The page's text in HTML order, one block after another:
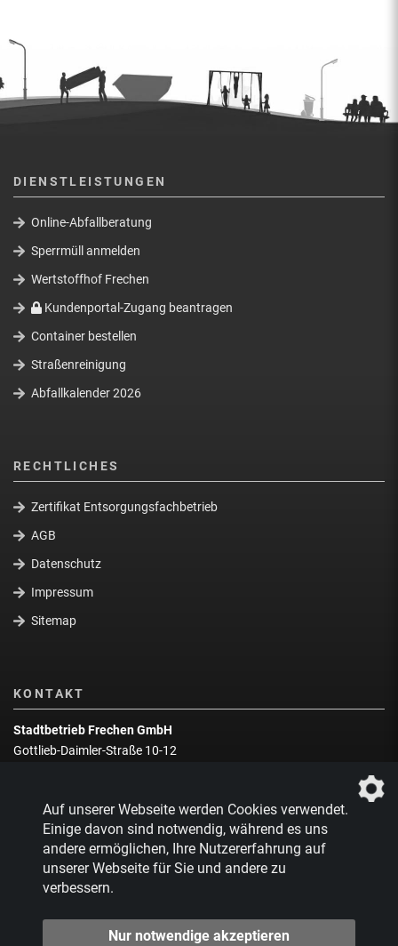
DIENSTLEISTUNGEN
Online-Abfallberatung
Sperrmüll anmelden
Wertstoffhof Frechen
Kundenportal-Zugang beantragen
Container bestellen
Straßenreinigung
Abfallkalender 2026
RECHTLICHES
Zertifikat Entsorgungsfachbetrieb
AGB
Datenschutz
Impressum
Sitemap
KONTAKT
Stadtbetrieb Frechen GmbH
Gottlieb-Daimler-Straße 10-12
Zentrale:02234 9217-0
Abfallberatung:02234 9217-17
Auf unserer Webseite werden Cookies verwendet.
Einige davon sind notwendig, während es uns
andere ermöglichen, Ihre Nutzererfahrung auf
unserer Webseite für Sie und andere zu
verbessern.
Nur notwendige akzeptieren